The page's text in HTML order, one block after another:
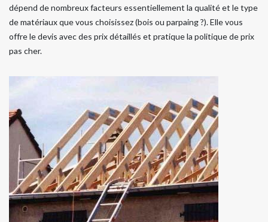
dépend de nombreux facteurs essentiellement la qualité et le type
de matériaux que vous choisissez (bois ou parpaing ?). Elle vous
offre le devis avec des prix détaillés et pratique la politique de prix
pas cher.